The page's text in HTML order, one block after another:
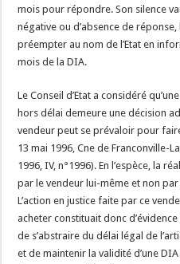
mois pour répondre. Son silence
négative ou d’absence de
préempter au nom de l’Etat en
mois de la DIA.
Le Conseil d’Etat a considéré
hors délai demeure une décision
vendeur peut se prévaloir pour
13 mai 1996, Cne de Franconville-
1996, IV, n°1996). En l’espèce, la
par le vendeur lui-même et non
L’action en justice faite par ce
acheter constituait donc
de s’abstraire du délai légal de
et de maintenir la validité d’une